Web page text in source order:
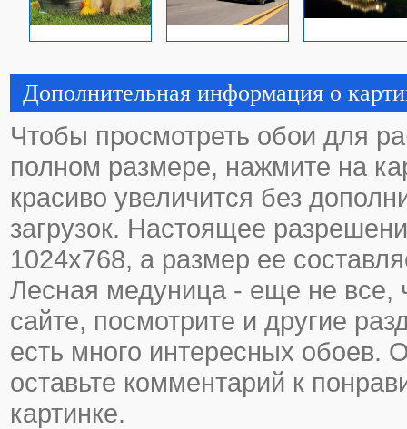
Дополнительная информация о
Чтобы просмотреть обои для
полном размере, нажмите на
красиво увеличится без
загрузок. Настоящее
1024х768, а размер ее
Лесная медуница - еще не все,
сайте, посмотрите и другие
есть много интересных обоев.
оставьте комментарий к
картинке.